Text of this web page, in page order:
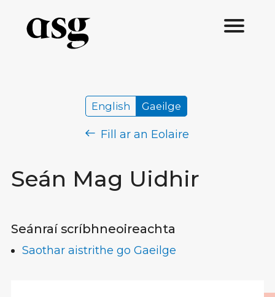
Seán Mag Uidhir
English Gaeilge
Fill ar an Eolaire
Seánraí scríbhneoireachta
Saothar aistrithe go Gaeilge